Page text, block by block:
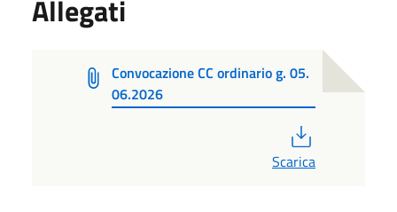
Allegati
Convocazione CC ordinario g. 05.
06.2026
Scarica